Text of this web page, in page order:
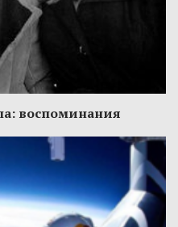
воспоминания